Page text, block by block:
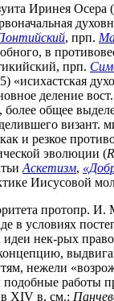
Иринея
, прп.
в
прп.
«исихастская
деление
общее
визант.
и резкое
эволюции (
Аскетизм,
Иисусовой
протопр. И.
в условиях
нек-рых
нежели
работы
в XIV в. см.: